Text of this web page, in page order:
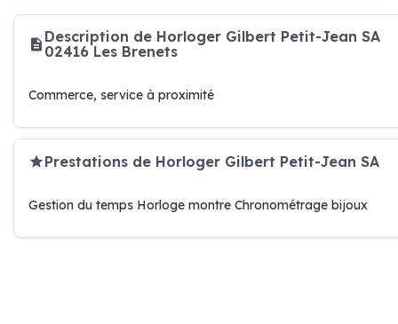
Description de Horloger Gilbert Petit-Jean SA
02416 Les Brenets
Commerce, service à proximité
Prestations de Horloger Gilbert Petit-Jean SA
Gestion du temps Horloge montre Chronométrage bijoux